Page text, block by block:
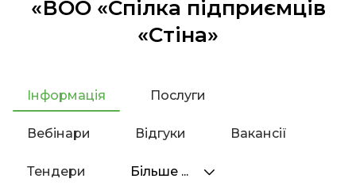
«ВОО «Спілка підприємців
«Стіна»
Інформація Послуги
Вебінари Відгуки Вакансії
Тендери Більше ...